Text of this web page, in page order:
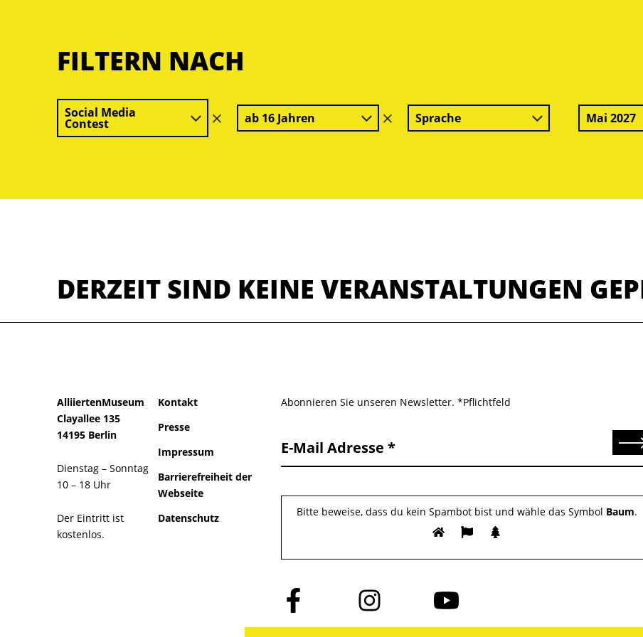
FILTERN NACH
Social Media
Contest
Filter
löschen
ab 16 Jahren
Filter
löschen
Sprache Mai 2027
DERZEIT SIND KEINE VERANSTALTUNGEN
AlliiertenMuseum
Clayallee 135
14195 Berlin
Dienstag – Sonntag
10 – 18 Uhr
Der Eintritt ist
kostenlos.
Kontakt
Presse
Impressum
Barrierefreiheit der
Webseite
Datenschutz
Abonnieren Sie unseren Newsletter. *Pflichtfeld
E-Mail Adresse
Bitte beweise, dass du kein Spambot bist und wähle das Symbol Baum.
Folge
uns
auf
Folge
uns
auf
Folge
uns
auf